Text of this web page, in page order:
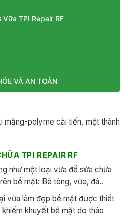
Vữa TPI Repair RF
VÀ AN TOÀN
măng-polyme cải tiến, một thành
TPI REPAIR RF
như một loại vữa để sửa chữa
bề mặt: Bê tông, vữa, đá..
vữa làm đẹp bề mặt được thiết
khuyết bề mặt do tháo